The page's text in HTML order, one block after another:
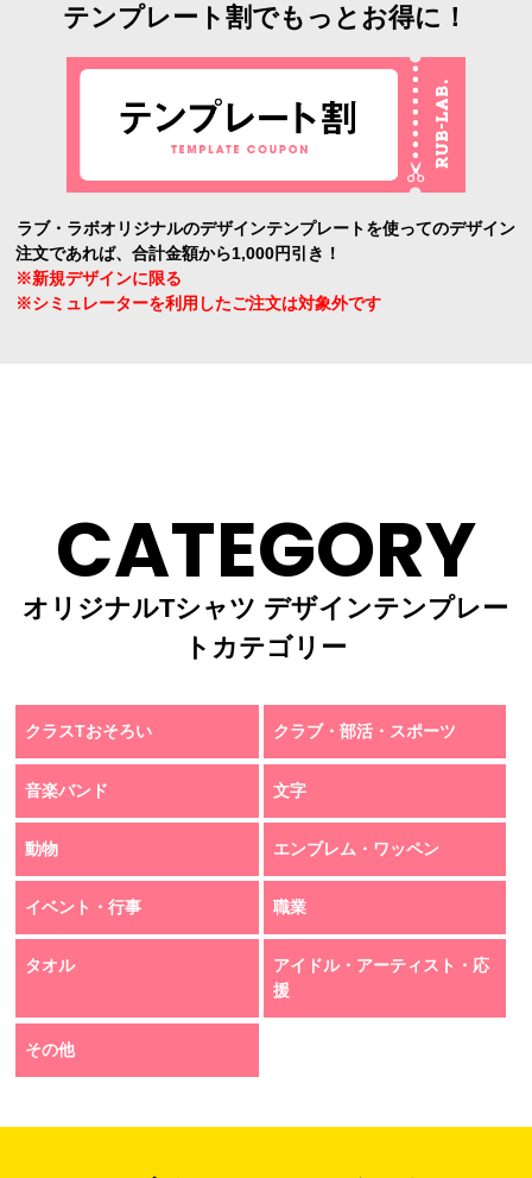
テンプレート割でもっとお得に！
ラブ・ラボオリジナルのデザインテンプレートを使ってのデザイン
注文であれば、合計金額から1,000円引き！
※新規デザインに限る
※シミュレーターを利用したご注文は対象外です
CATEGORY
オリジナルTシャツ デザインテンプレー
トカテゴリー
クラスTおそろい クラブ・部活・スポーツ
音楽バンド 文字
動物 エンブレム・ワッペン
イベント・行事 職業
タオル
アイドル・アーティスト・応
援
その他